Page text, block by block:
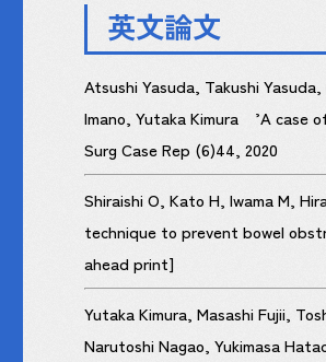
英文論文
Atsushi Yasuda, Takushi
Imano, Yutaka Kimura ’A case
Surg Case Rep (6)44, 2020
Shiraishi O, Kato H, Iwama M,
technique to prevent bowel
ahead print]
Yutaka Kimura, Masashi Fujii,
Narutoshi Nagao, Yukimasa